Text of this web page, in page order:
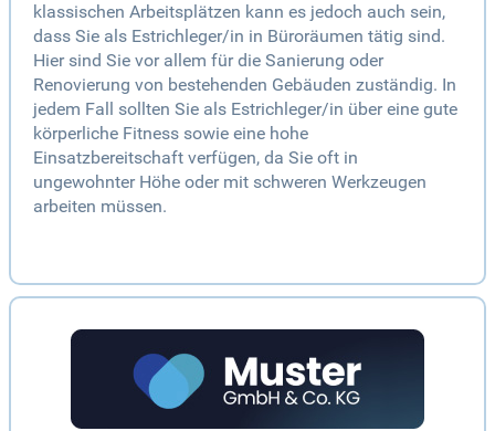
klassischen Arbeitsplätzen kann es jedoch auch sein,
dass Sie als Estrichleger/in in Büroräumen tätig sind.
Hier sind Sie vor allem für die Sanierung oder
Renovierung von bestehenden Gebäuden zuständig. In
jedem Fall sollten Sie als Estrichleger/in über eine gute
körperliche Fitness sowie eine hohe
Einsatzbereitschaft verfügen, da Sie oft in
ungewohnter Höhe oder mit schweren Werkzeugen
arbeiten müssen.